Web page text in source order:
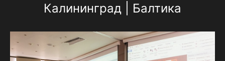
Калининград | Балтика